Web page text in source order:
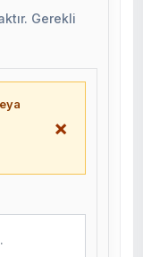
Gerekli
×